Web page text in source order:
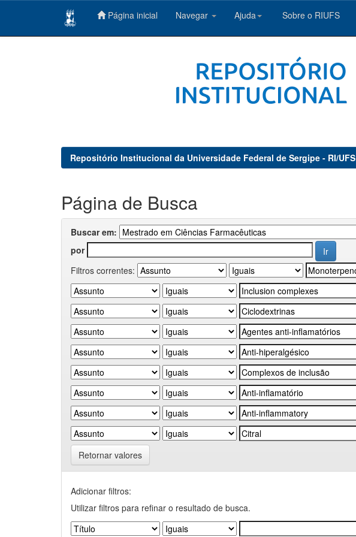
Página inicial Navegar Ajuda Sobre o RIUFS
Repositório Institucional da Universidade Federal de Sergipe - RI/UFS
Página de Busca
Buscar em:
por
Filtros correntes:
Retornar valores
Adicionar filtros:
Utilizar filtros para refinar o resultado de busca.